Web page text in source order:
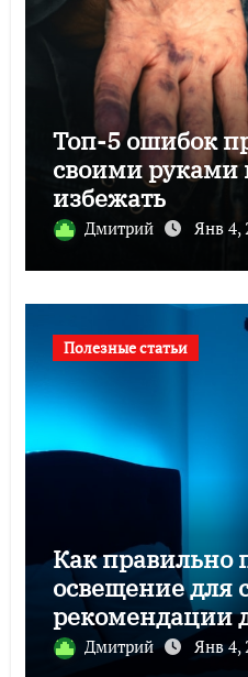
Топ-5 ошибок
своими руками
избежать
Дмитрий Янв 4,
Полезные статьи
Как правильно
освещение для
рекомендации
Дмитрий Янв 4,